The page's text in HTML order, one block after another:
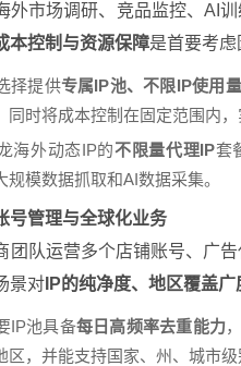
外市场调研、竞品监控、AI
本控制与资源保障是首要考虑
择提供专属IP池、不限IP使用
同时将成本控制在固定范围内，
海外动态IP的不限量代理IP套
规模数据抓取和AI数据采集。
号管理与全球化业务
团队运营多个店铺账号、广
景对 IP的纯净度、地区覆盖
IP池具备每日高频率去重能力
区，并能支持国家、州、城市